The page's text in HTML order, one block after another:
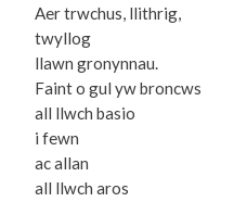
Aer trwchus, llithrig,
twyllog
llawn gronynnau.
Faint o gul yw broncws
all llwch basio
i fewn
ac allan
all llwch aros